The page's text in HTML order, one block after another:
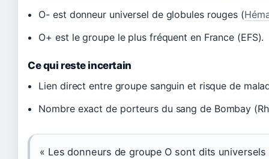
O- est donneur universel de globules rouges (
O+ est le groupe le plus fréquent en France (EFS).
Ce qui reste incertain
Lien direct entre groupe sanguin et risque de
Nombre exact de porteurs du sang de Bombay
« Les donneurs de groupe O sont dits